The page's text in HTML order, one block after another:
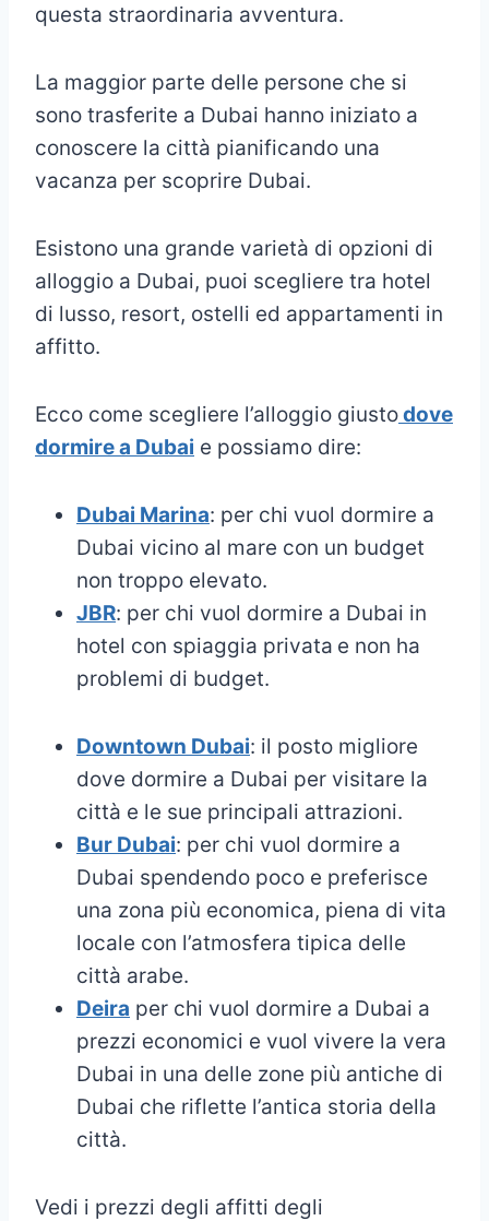
questa straordinaria avventura.
La maggior parte delle persone che si
sono trasferite a Dubai hanno iniziato a
conoscere la città pianificando una
vacanza per scoprire Dubai.
Esistono una grande varietà di opzioni di
alloggio a Dubai, puoi scegliere tra hotel
di lusso, resort, ostelli ed appartamenti in
affitto.
Ecco come scegliere l’alloggio giustodove
dormire a Dubai e possiamo dire:
Dubai Marina: per chi vuol dormire a
Dubai vicino al mare con un budget
non troppo elevato.
JBR: per chi vuol dormire a Dubai in
hotel con spiaggia privata e non ha
problemi di budget.
Downtown Dubai: il posto migliore
dove dormire a Dubai per visitare la
città e le sue principali attrazioni.
Bur Dubai: per chi vuol dormire a
Dubai spendendo poco e preferisce
una zona più economica, piena di vita
locale con l’atmosfera tipica delle
città arabe.
Deira per chi vuol dormire a Dubai a
prezzi economici e vuol vivere la vera
Dubai in una delle zone più antiche di
Dubai che riflette l’antica storia della
città.
Vedi i prezzi degli affitti degli